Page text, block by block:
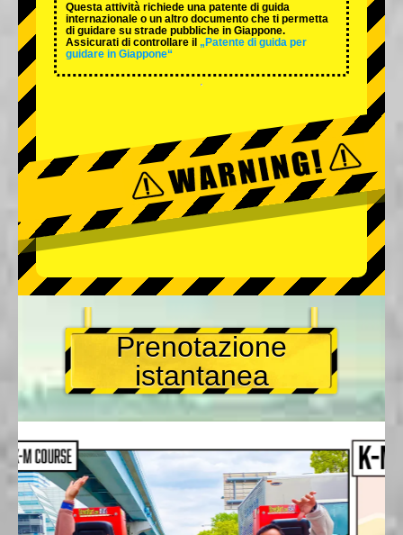
Questa attività richiede una patente di guida
internazionale o un altro documento che ti permetta
di guidare su strade pubbliche in Giappone.
Assicurati di controllare il „Patente di guida per
guidare in Giappone“
Prenotazione
istantanea